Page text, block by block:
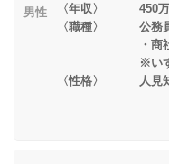
男性
〈年収〉 450万
〈職種〉 公務員
・商社・大手
※いずれかの
〈性格〉 人見知